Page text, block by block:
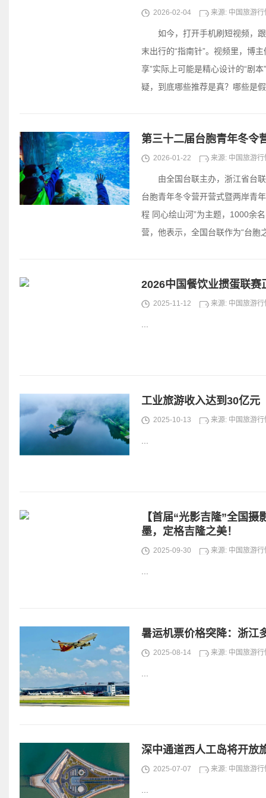
2026-02-04 来源: 中国旅游行
如今，打开手机刷短视频，跟
末出行的“指南针”。视频里，博
享”实际上可能是精心设计的“剧
疑，到底哪些推荐是真？哪些
第三十二届台胞青年冬令
2026-01-22 来源: 中国旅游行
由全国台联主办，浙江省台联
台胞青年冬令营开营式暨两岸青
程 同心绘山河”为主题，1000
营，他表示，全国台联作为“台胞
2026中国餐饮业掼蛋联
2025-11-12 来源: 中国旅游行
工业旅游收入达到30亿元
2025-10-13 来源: 中国旅游行
【首届“光影吉隆”全国
墨，定格吉隆之美！
2025-09-30 来源: 中国旅游行
暑运机票价格突降：浙江
2025-08-14 来源: 中国旅游行
深中通道西人工岛将开放
2025-07-07 来源: 中国旅游行